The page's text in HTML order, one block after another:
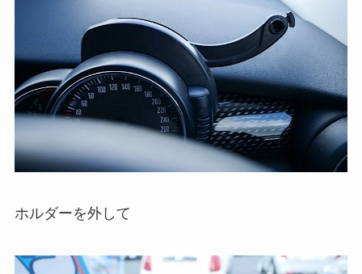
ホルダーを外して